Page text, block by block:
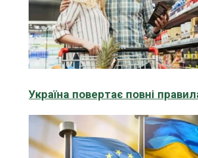
Україна повертає повні